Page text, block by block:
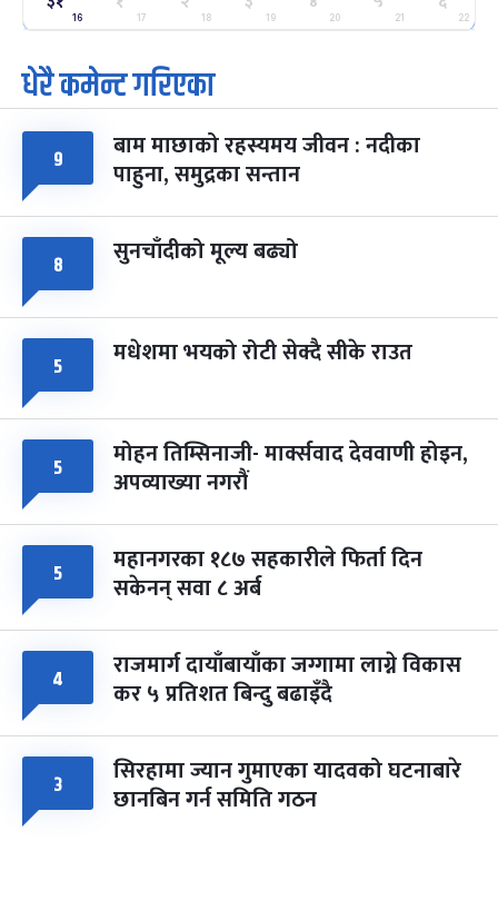
मंगल फाल्गुन २५, २०८३ Mar 9, 2027
७
आइत
पूर्णिमा व्रत
चैत्र ७, २०८३-Mar 21, 2027
८ फागुपूर्णिमा
चैत्र ८, २०८३-Mar 22, 2027
७ महिना बाँकी
16 17 18 19 20 21 22
धेरै कमेन्ट गरिएका
९ बाम माछाको रहस्यमय जीवन : नदीका
पाहुना, समुद्रका सन्तान
८ सुनचाँदीको मूल्य बढ्यो
५ मधेशमा भयको रोटी सेक्दै सीके राउत
५ मोहन तिम्सिनाजी- मार्क्सवाद देववाणी होइन,
अपव्याख्या नगरौं
५ महानगरका १८७ सहकारीले फिर्ता दिन
सकेनन् सवा ८ अर्ब
४ राजमार्ग दायाँबायाँका जग्गामा लाग्ने विकास
कर ५ प्रतिशत बिन्दु बढाइँदै
३ सिरहामा ज्यान गुमाएका यादवको घटनाबारे
छानबिन गर्न समिति गठन